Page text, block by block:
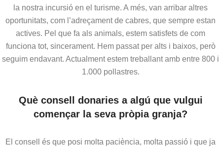
la nostra incursió en el turisme. A més, van arribar altres
oportunitats, com l’adreçament de cabres, que sempre estan
actives. Pel que fa als animals, estem satisfets de com
funciona tot, sincerament. Hem passat per alts i baixos, però
seguim endavant. Actualment estem treballant amb entre 800 i
1.000 pollastres.
Què consell donaries a algú que vulgui
començar la seva pròpia granja?
El consell és que posi molta paciència, molta passió i que ja